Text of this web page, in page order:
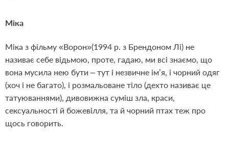
Міка
Міка з фільму «Ворон»(1994 р. з Брендоном Лі) не
називає себе відьмою, проте, гадаю, ми всі знаємо, що
вона мусила нею бути – тут і незвичне ім’я, і чорний одяг
(хоч і не багато), і розмальоване тіло (дехто називає це
татуюваннями), дивовижна суміш зла, краси,
сексуальності й божевілля, та й чорний птах теж про
щось говорить.